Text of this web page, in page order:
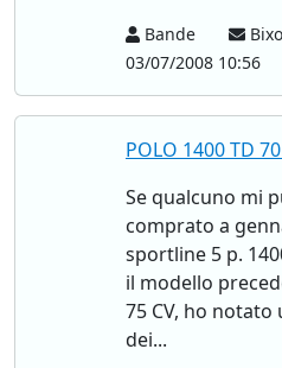
Bande
03/07/2008 10:56
POLO 1400 TD
Se qualcuno mi
comprato a
sportline 5 p.
il modello
75 CV, ho
dei...